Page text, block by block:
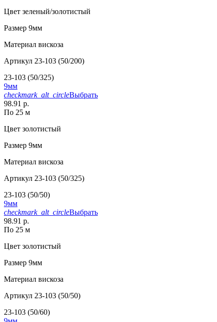
Цвет зеленый/золотистый
Размер 9мм
Материал вискоза
Артикул 23-103 (50/200)
23-103 (50/325)
9мм
checkmark_alt_circleВыбрать
98.91 р.
По 25 м
Цвет золотистый
Размер 9мм
Материал вискоза
Артикул 23-103 (50/325)
23-103 (50/50)
9мм
checkmark_alt_circleВыбрать
98.91 р.
По 25 м
Цвет золотистый
Размер 9мм
Материал вискоза
Артикул 23-103 (50/50)
23-103 (50/60)